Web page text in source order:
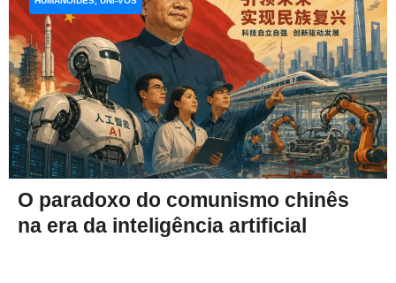
O paradoxo do comunismo chinês
na era da inteligência artificial